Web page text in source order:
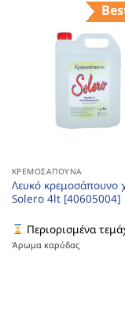
ΚΡΕΜΟΣΆΠΟΥΝΑ
Λευκό κρεμοσάπουνο
Solero 4lt [40605004]
Περιορισμένα
Άρωμα καρύδας